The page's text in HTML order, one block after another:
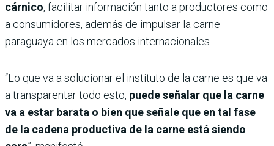
cárnico, facilitar información tanto a productores como
a consumidores, además de impulsar la carne
paraguaya en los mercados internacionales.
“Lo que va a solucionar el instituto de la carne es que va
a transparentar todo esto, puede señalar que la carne
va a estar barata o bien que señale que en tal fase
de la cadena productiva de la carne está siendo